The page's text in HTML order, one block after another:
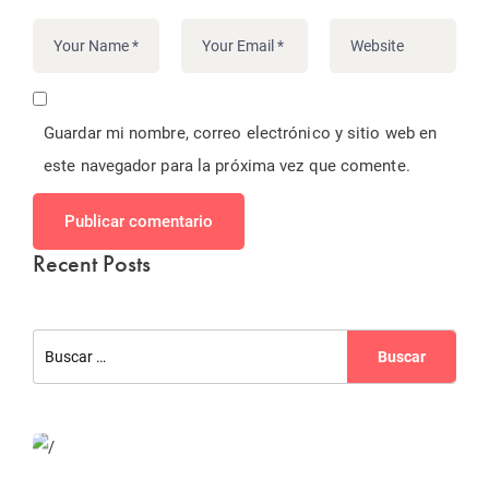
Guardar mi nombre, correo electrónico y sitio web en
este navegador para la próxima vez que comente.
Publicar comentario
Recent Posts